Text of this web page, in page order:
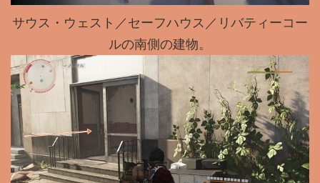
サウス・ウェスト／セーフハウス／リバティーコー
ルの南側の建物。